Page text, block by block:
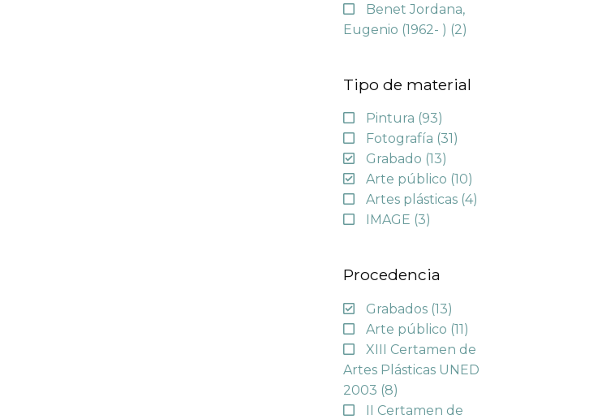
Benet Jordana,
Eugenio (1962- ) (2)
Tipo de material
Pintura (93)
Fotografía (31)
Grabado (13)
Arte público (10)
Artes plásticas (4)
IMAGE (3)
Procedencia
Grabados (13)
Arte público (11)
XIII Certamen de
Artes Plásticas UNED
2003 (8)
II Certamen de